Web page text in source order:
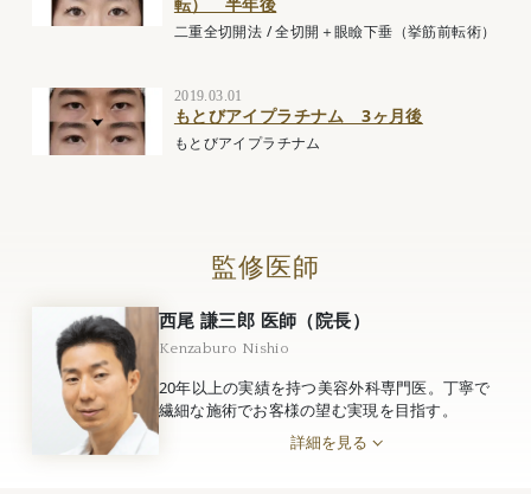
二重全切開法 /全切開＋眼瞼下垂（挙筋前転術）
2019.03.01
もとびアイプラチナム 3ヶ月後
もとびアイプラチナム
監修医師
西尾 謙三郎 医師（院長）
Kenzaburo Nishio
20年以上の実績を持つ美容外科専門医。丁寧で
繊細な施術でお客様の望む実現を目指す。
詳細を見る